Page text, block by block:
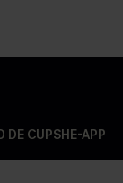
DE CUPSHE-APP